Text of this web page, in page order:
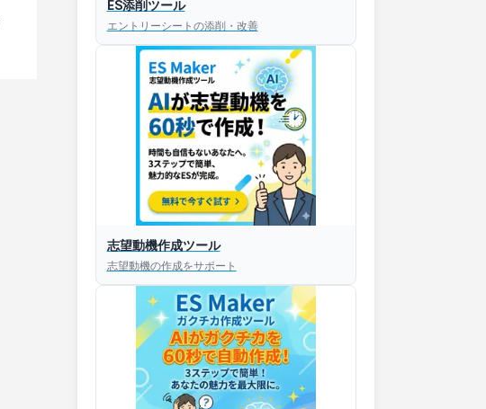
ES添削ツール
エントリーシートの添削・改善
志望動機作成ツール
志望動機の作成をサポート